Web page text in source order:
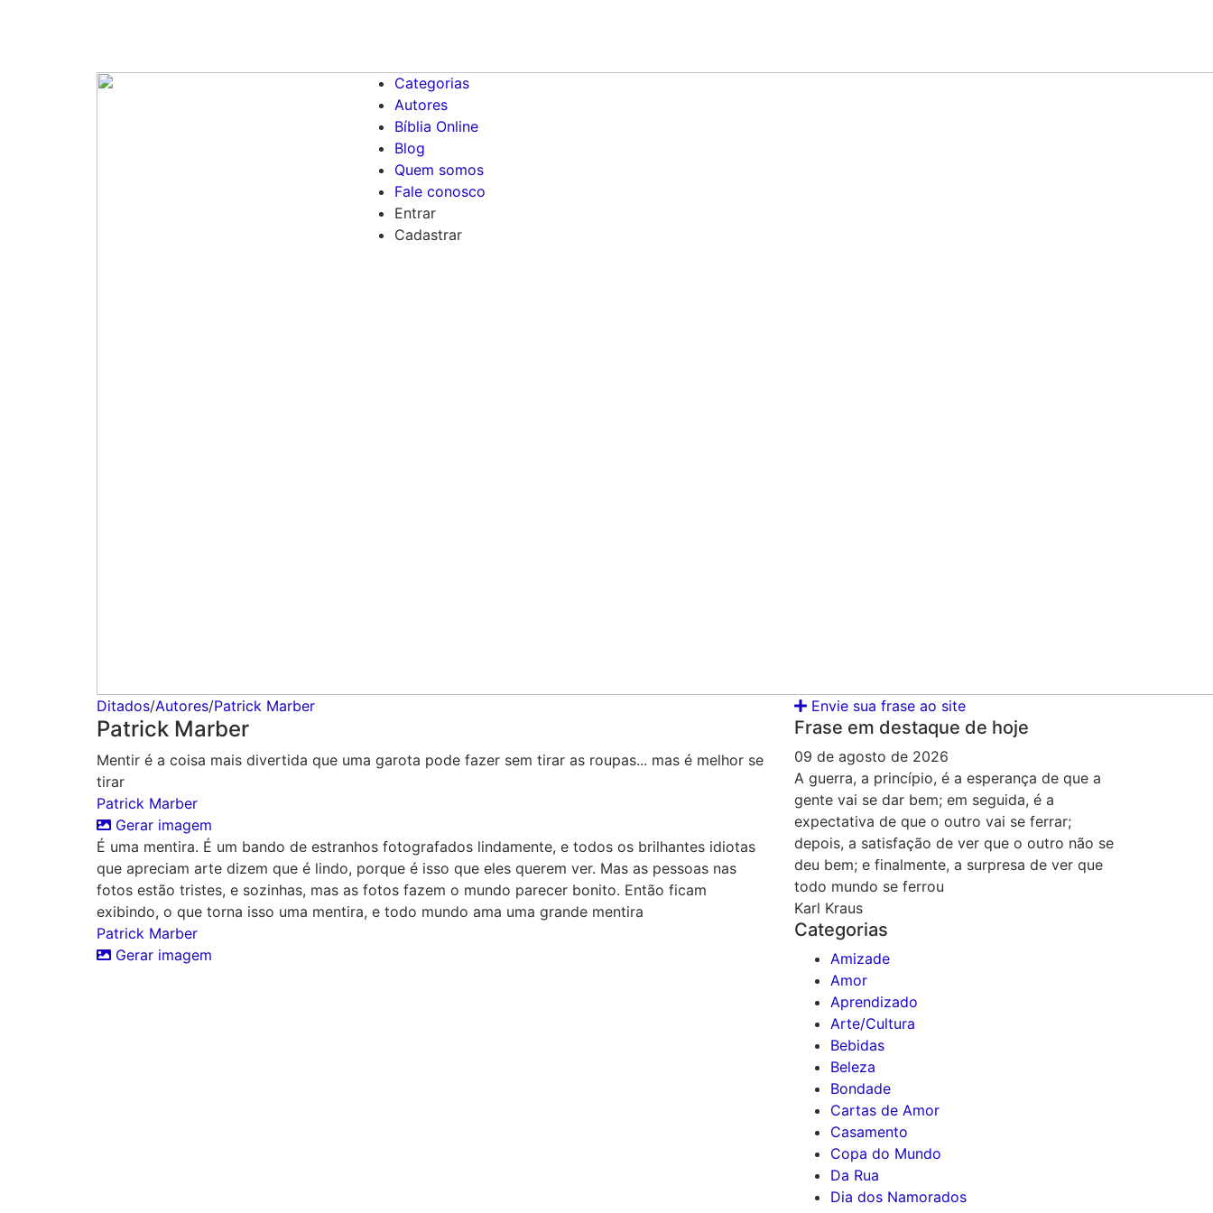
Categorias
Autores
Bíblia Online
Blog
Quem somos
Fale conosco
Entrar
Cadastrar
Ditados/Autores/Patrick Marber
Patrick Marber
Mentir é a coisa mais divertida que uma garota pode fazer sem tirar as roupas... mas é melhor se
tirar
Patrick Marber
Gerar imagem
É uma mentira. É um bando de estranhos fotografados lindamente, e todos os brilhantes idiotas
que apreciam arte dizem que é lindo, porque é isso que eles querem ver. Mas as pessoas nas
fotos estão tristes, e sozinhas, mas as fotos fazem o mundo parecer bonito. Então ficam
exibindo, o que torna isso uma mentira, e todo mundo ama uma grande mentira
Patrick Marber
Gerar imagem
Envie sua frase ao site
Frase em destaque de hoje
09 de agosto de 2026
A guerra, a princípio, é a esperança de que a
gente vai se dar bem; em seguida, é a
expectativa de que o outro vai se ferrar;
depois, a satisfação de ver que o outro não se
deu bem; e finalmente, a surpresa de ver que
todo mundo se ferrou
Karl Kraus
Categorias
Amizade
Amor
Aprendizado
Arte/Cultura
Bebidas
Beleza
Bondade
Cartas de Amor
Casamento
Copa do Mundo
Da Rua
Dia dos Namorados